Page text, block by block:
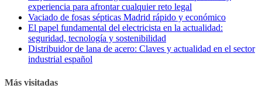
experiencia para afrontar cualquier reto legal
Vaciado de fosas sépticas Madrid rápido y económico
El papel fundamental del electricista en la actualidad:
seguridad, tecnología y sostenibilidad
Distribuidor de lana de acero: Claves y actualidad en el sector
industrial español
Más visitadas